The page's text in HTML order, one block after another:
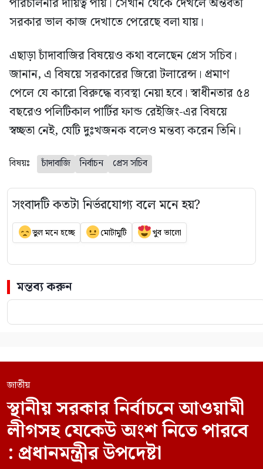
সরকার ভাল কাজ দেখাতে পেরেছে বলা যায়।
এছাড়া চাঁদাবাজির বিষয়েও কথা বলেছেন প্রেস সচিব।
জানান, এ বিষয়ে সরকারের জিরো টলারেন্স। প্রমাণ
পেলে যে কারো বিরুদ্ধে ব্যবস্থা নেয়া হবে। স্বাধীনতার ৫৪
বছরেও পলিটিকাল পার্টির ফান্ড রেইজিং-এর বিষয়ে
স্বচ্ছতা নেই, যেটি দুঃখজনক বলেও মন্তব্য করেন তিনি।
বিষয়ঃ চাঁদাবাজি নির্বাচন প্রেস সচিব
সংবাদটি কতটা নির্ভরযোগ্য বলে মনে হয়?
ভুল মনে হচ্ছে মোটামুটি খুব ভালো
মন্তব্য করুন
জাতীয়
স্থানীয় সরকার নির্বাচনে আওয়ামী
লীগসহ যেকেউ অংশ নিতে পারবে
: প্রধানমন্ত্রীর উপদেষ্টা